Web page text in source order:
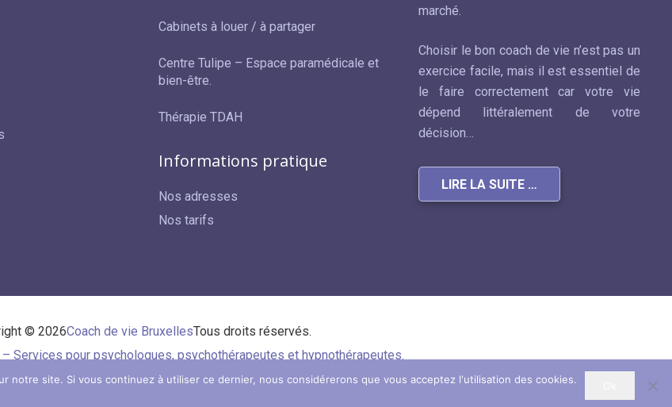
Cabinets à louer / à partager
Centre Tulipe – Espace paramédicale et
bien-être.
Thérapie TDAH
Informations pratique
Nos adresses
Nos tarifs
marché.
Choisir le bon coach de vie n’est pas un
exercice facile, mais il est essentiel de
le faire correctement car votre vie
dépend littéralement de votre
décision…
LIRE LA SUITE …
© 2026Coach de vie BruxellesTous droits réservés.
– Services pour psychologues, psychothérapeutes et hypnothérapeutes.
RGPD – Politique de Protection de la Vie Privée
notre site. Si vous continuez à utiliser ce dernier, nous considérerons que vous acceptez l'utilisation des cookies.